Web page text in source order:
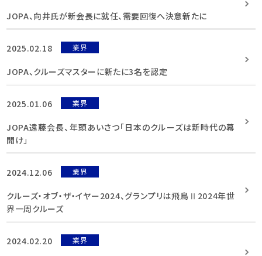
JOPA、向井氏が新会長に就任、需要回復へ決意新たに
2025.02.18 業界
JOPA、クルーズマスターに新たに3名を認定
2025.01.06 業界
JOPA遠藤会長、年頭あいさつ「日本のクルーズは新時代の幕
開け」
2024.12.06 業界
クルーズ・オブ・ザ・イヤー2024、グランプリは飛鳥Ⅱ2024年世
界一周クルーズ
2024.02.20 業界